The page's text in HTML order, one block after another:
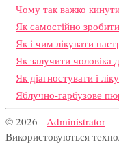
Чому так важко
Як самостійно
Як і чим лікувати
Як залучити чоловіка
Як діагностувати і
Яблучно-гарбузове
© 2026 - Administrator
Використовуються